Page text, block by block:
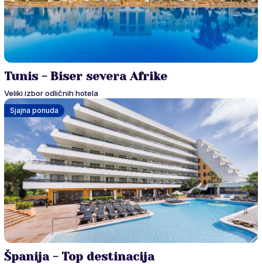
Tunis - Biser severa Afrike
Veliki izbor odličnih hotela
Sjajna ponuda
Španija - Top destinacija